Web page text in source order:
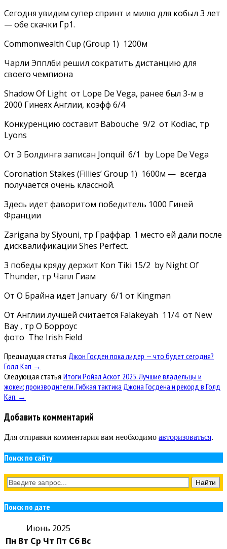
Сегодня увидим супер спринт и милю для кобыл 3 лет
— обе скачки Гр1.
Commonwealth Cup (Group 1) 1200м
Чарли Эпплби решил сократить дистанцию для
своего чемпиона
Shadow Of Light от Lope De Vega, ранее был 3-м в
2000 Гинеях Англии, коэфф 6/4
Конкуренцию составит Babouche 9/2 от Kodiac, тр
Lyons
От Э Болдинга записан Jonquil 6/1 by Lope De Vega
Coronation Stakes (Fillies’ Group 1) 1600м — всегда
получается очень классной.
Здесь идет фаворитом победитель 1000 Гиней
Франции
Zarigana by Siyouni, тр Граффар. 1 место ей дали после
дисквалификации Shes Perfect.
3 победы кряду держит Kon Tiki 15/2 by Night Of
Thunder, тр Чапл Гиам
От О Брайна идет January 6/1 от Kingman
От Англии лучшей считается Falakeyah 11/4 от New
Bay , тр О Борроус
фото The Irish Field
Предыдущая статья Джон Госден пока лидер — что будет сегодня?
Голд Кап →
Следующая статья Итоги Ройал Аскот 2025. Лучшие владельцы и
жокеи; производители. Гибкая тактика Джона Госдена и рекорд в Голд
Кап. →
Добавить комментарий
Для отправки комментария вам необходимо авторизоваться.
Поиск по сайту
Поиск по дате
Июнь 2025
Пн Вт Ср Чт Пт Сб Вс